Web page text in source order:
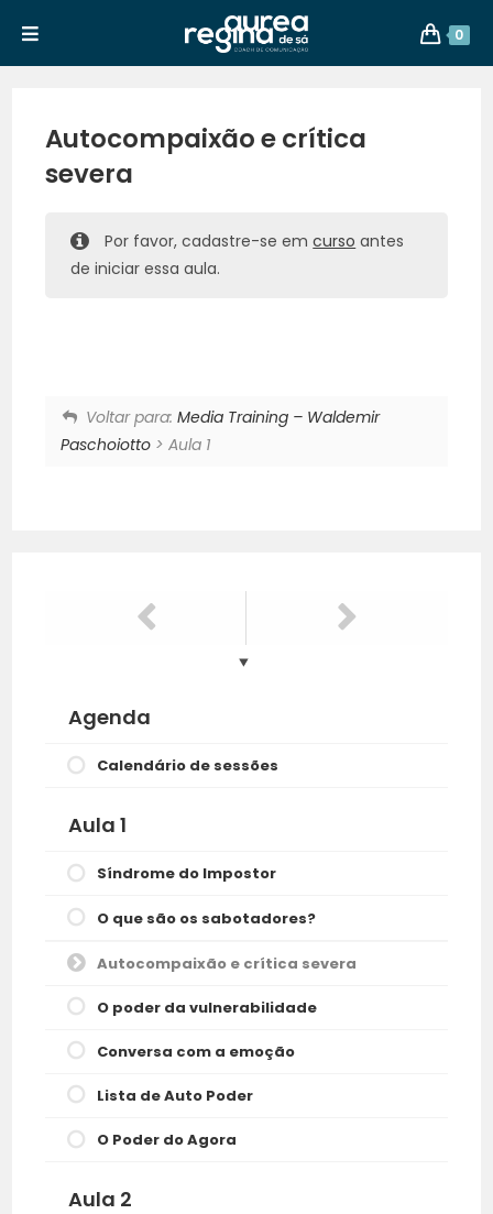
0
Autocompaixão e crítica
severa
Por favor, cadastre-se emcurso antes
de iniciar essa aula.
Voltar para: Media Training – Waldemir
Paschoiotto > Aula 1
Agenda
Calendário de sessões
Aula 1
Síndrome do Impostor
O que são os sabotadores?
Autocompaixão e crítica severa
O poder da vulnerabilidade
Conversa com a emoção
Lista de Auto Poder
O Poder do Agora
Aula 2